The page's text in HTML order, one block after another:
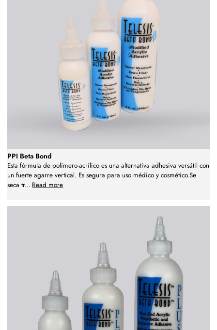
PPI Beta Bond
Esta fórmula de polímero-acrílico es una alternativa adhesiva versátil con
un fuerte agarre vertical. Es segura para uso médico y cosmético.Se
seca tr... Read more